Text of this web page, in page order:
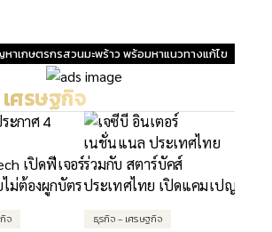
เกษตรกรสวนมะพร้าว พร้อมหาแนวทางแก้ไข
ศรษฐกิจ
จ ธุรกิจ - เศรษฐกิจ